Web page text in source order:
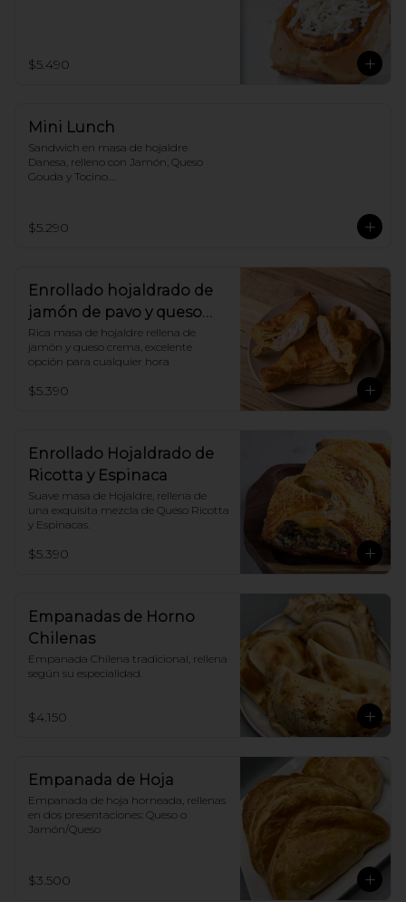
$5.490
Mini Lunch
Sandwich en masa de hojaldre
Danesa, relleno con Jamón, Queso
Gouda y Tocino.
disfruta.!
$5.290
Enrollado hojaldrado de
jamón de pavo y queso
crema
Rica masa de hojaldre rellena de
jamón y queso crema, excelente
opción para cualquier hora
$5.390
Enrollado Hojaldrado de
Ricotta y Espinaca
Suave masa de Hojaldre, rellena de
una exquisita mezcla de Queso Ricotta
y Espinacas.
$5.390
Empanadas de Horno
Chilenas
Empanada Chilena tradicional, rellena
según su especialidad.
$4.150
Empanada de Hoja
Empanada de hoja horneada, rellenas
en dos presentaciones: Queso o
Jamón/Queso
$3.500